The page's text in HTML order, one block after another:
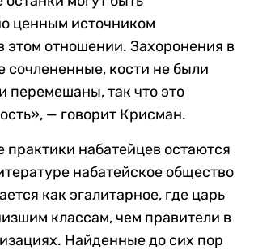
ценным источником
этом отношении. Захоронения в
сочлененные, кости не были
перемешаны, так что это
— говорит Крисман.
практики набатейцев остаются
набатейское общество
как эгалитарное, где царь
классам, чем правители в
Найденные до сих пор